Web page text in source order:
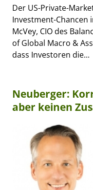
Der US-Private-
Investment-Chancen
McVey, CIO des
of Global Macro &
dass Investoren die...
Neuberger:
aber keinen